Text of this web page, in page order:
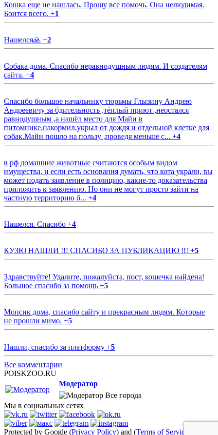
Кошка еще не нашлась. Прошу все помочь. Она нелюдимая.
Боится всего. +1
Нашелся🙏 +2
Собака дома. Спасибо неравнодушным людям. И создателям
сайта. +4
Спасибо большое начальнику тюрьмы Глызину Андрею
Андреевичу за бдительность ,тёплый приют ,неостался
равнодушным ,а нашёл место для Майи в
питомнике,накормил,укрыл от дождя и отдельной клетке для
собак.Майи пошло на пользу ,проведя меньше с... +4
в рф домашние животные считаются особым видом
имущества, и если есть основания думать, что кота украли, вы
может подать заявление в полицию, какие-то доказательства
приложить к заявлению. Но они не могут просто зайти на
частную территорию б... +4
Нашелся. Спасибо +4
КУЗЮ НАШЛИ !!! СПАСИБО ЗА ПУБЛИКАЦИЮ !!! +5
Здравствуйте! Удалите, пожалуйста, пост, кошечка найдена!
Большое спасибо за помощь +5
Мопсик дома, спасибо сайту и прекрасным людям. Которые
не прошли мимо. +5
Нашли, спасибо за платформу +5
Все комментарии
POISKZOO.RU
Модератор
Все города
Мы в социальных сетях
Protected by Google (Privacy Policy) and (Terms of Service